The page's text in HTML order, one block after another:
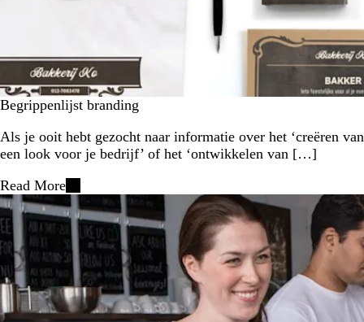
Begrippenlijst branding
Als je ooit hebt gezocht naar informatie over het ‘creëren van
een look voor je bedrijf’ of het ‘ontwikkelen van […]
Read More